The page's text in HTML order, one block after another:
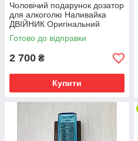
Чоловічий подарунок дозатор
для алкоголю Наливайка
ДВІЙНИК Оригінальний
подарунок Ручна робота
Готово до відправки
2 700 ₴
Купити